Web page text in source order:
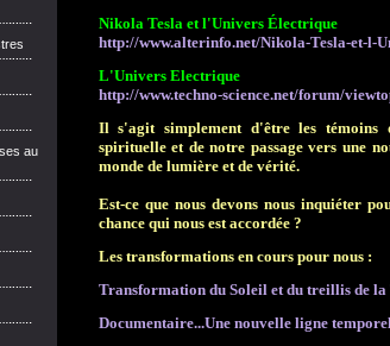
au
Nikola Tesla et l'Univers Électrique
http://www.alterinfo.net/Nikola-Tesla-et-l-
L'Univers Electrique
http://www.techno-science.net/forum/
Il s'agit simplement d'être les témoins
spirituelle et de notre passage vers une
monde de lumière et de vérité.
Est-ce que nous devons nous inquiéter
chance qui nous est accordée ?
Les transformations en cours pour nous :
Transformation du Soleil et du treillis de la
Documentaire...Une nouvelle ligne